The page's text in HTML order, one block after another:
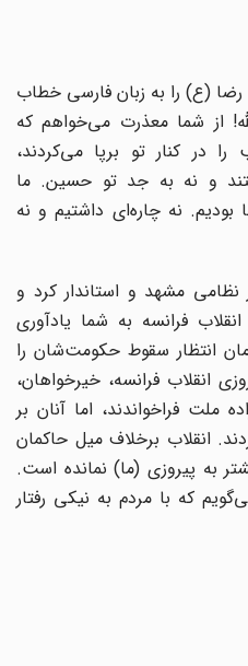
(ع) را به زبان فارسی خطاب
از شما معذرت می‌خواهم که
در کنار تو برپا می‌کردند،
و نه به جد تو حسین. ما
نه چاره‌ای داشتیم و نه
مشهد و استاندار کرد و
فرانسه به شما یادآوری
انتظار سقوط حکومت‌شان را
انقلاب فرانسه، خیرخواهان،
ملت فراخواندند، اما آنان بر
انقلاب برخلاف میل حاکمان
به پیروزی (ما) نمانده است.
که با مردم به نیکی رفتار